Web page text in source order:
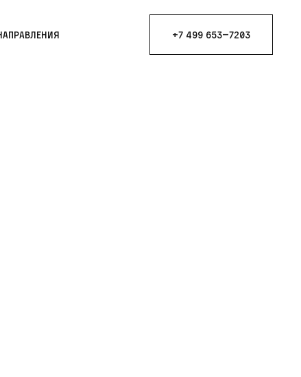
+7 499 653—7203